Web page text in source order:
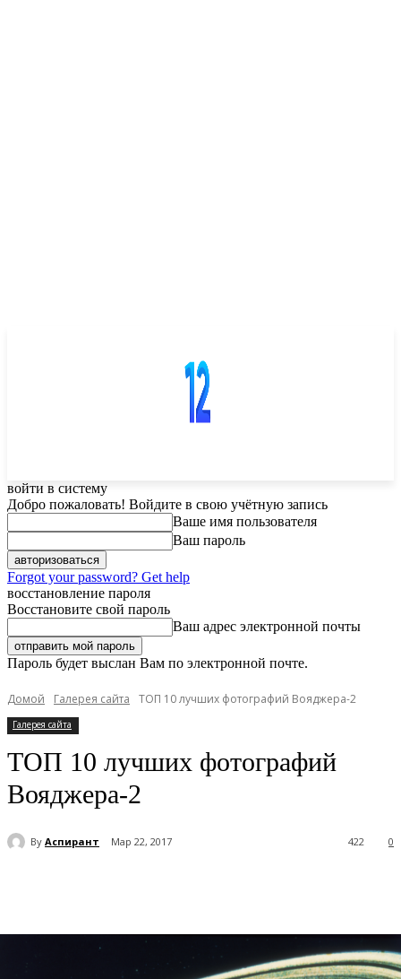
войти в систему
Добро пожаловать! Войдите в свою учётную запись
Ваше имя пользователя
Ваш пароль
Forgot your password? Get help
восстановление пароля
Восстановите свой пароль
Ваш адрес электронной почты
Пароль будет выслан Вам по электронной почте.
Домой Галерея сайта ТОП 10 лучших фотографий Вояджера-2
Галерея сайта
ТОП 10 лучших фотографий
Вояджера-2
By Аспирант Мар 22, 2017 0
422